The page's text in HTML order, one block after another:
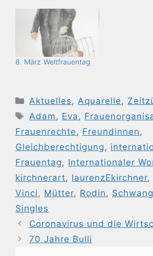
8. März Weltfrauentag
Kategorien
Aktuelles , Aquarelle ,
Schlagwörter
Adam , Eva ,
Frauenrechte , Freundinnen ,
Gleichberechtigung ,
Frauentag , Internationaler
kirchnerart, laurenzEkirchner,
Vinci , Mütter, Rodin ,
Singles
Coronavirus und die
70 Jahre Bulli